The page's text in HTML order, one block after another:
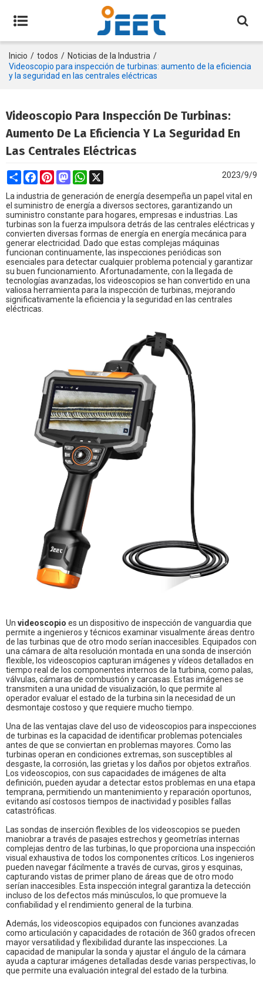
Inicio / todos / Noticias de la Industria /
Videoscopio para inspección de turbinas: aumento de la eficiencia
y la seguridad en las centrales eléctricas
Videoscopio Para Inspección De Turbinas:
Aumento De La Eficiencia Y La Seguridad En
Las Centrales Eléctricas
ShareFacebookPinterestMastodonWhatsApp 2023/9/9
La industria de generación de energía desempeña un papel vital en
el suministro de energía a diversos sectores, garantizando un
suministro constante para hogares, empresas e industrias. Las
turbinas son la fuerza impulsora detrás de las centrales eléctricas y
convierten diversas formas de energía en energía mecánica para
generar electricidad. Dado que estas complejas máquinas
funcionan continuamente, las inspecciones periódicas son
esenciales para detectar cualquier problema potencial y garantizar
su buen funcionamiento. Afortunadamente, con la llegada de
tecnologías avanzadas, los videoscopios se han convertido en una
valiosa herramienta para la inspección de turbinas, mejorando
significativamente la eficiencia y la seguridad en las centrales
eléctricas.
Un videoscopio es un dispositivo de inspección de vanguardia que
permite a ingenieros y técnicos examinar visualmente áreas dentro
de las turbinas que de otro modo serían inaccesibles. Equipados con
una cámara de alta resolución montada en una sonda de inserción
flexible, los videoscopios capturan imágenes y vídeos detallados en
tiempo real de los componentes internos de la turbina, como palas,
válvulas, cámaras de combustión y carcasas. Estas imágenes se
transmiten a una unidad de visualización, lo que permite al
operador evaluar el estado de la turbina sin la necesidad de un
desmontaje costoso y que requiere mucho tiempo.
Una de las ventajas clave del uso de videoscopios para inspecciones
de turbinas es la capacidad de identificar problemas potenciales
antes de que se conviertan en problemas mayores. Como las
turbinas operan en condiciones extremas, son susceptibles al
desgaste, la corrosión, las grietas y los daños por objetos extraños.
Los videoscopios, con sus capacidades de imágenes de alta
definición, pueden ayudar a detectar estos problemas en una etapa
temprana, permitiendo un mantenimiento y reparación oportunos,
evitando así costosos tiempos de inactividad y posibles fallas
catastróficas.
Las sondas de inserción flexibles de los videoscopios se pueden
maniobrar a través de pasajes estrechos y geometrías internas
complejas dentro de las turbinas, lo que proporciona una inspección
visual exhaustiva de todos los componentes críticos. Los ingenieros
pueden navegar fácilmente a través de curvas, giros y esquinas,
capturando vistas de primer plano de áreas que de otro modo
serían inaccesibles. Esta inspección integral garantiza la detección
incluso de los defectos más minúsculos, lo que promueve la
confiabilidad y el rendimiento general de la turbina.
Además, los videoscopios equipados con funciones avanzadas
como articulación y capacidades de rotación de 360 grados ofrecen
mayor versatilidad y flexibilidad durante las inspecciones. La
capacidad de manipular la sonda y ajustar el ángulo de la cámara
ayuda a capturar imágenes detalladas desde varias perspectivas, lo
que permite una evaluación integral del estado de la turbina.